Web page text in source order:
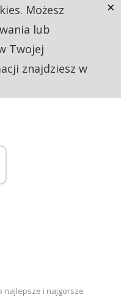
najlepsze i najgorsze
Możesz
lub
Twojej
znajdziesz w
×